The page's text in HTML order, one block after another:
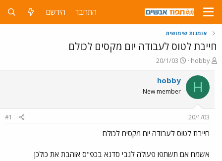
התחבר הירשם
אומנות שימושית
חייבת לטוס לעבודה יום מקסים לכולם
פ
ו
ת
ח
ה
ש
א
hobby
פ
ו
ר
ס
ם
ר
20/1/03
H
hobby
New member
20/1/03
#1
חייבת לטוס לעבודה יום מקסים לכולם
אשמח אם תשתפו פעולה לגבי סדנא בכפ"ס אוהבת את כולכן